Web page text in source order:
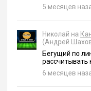
5 месяцев
Николай на
(Андрей
Бегущий по
рассчитывать
6 месяцев